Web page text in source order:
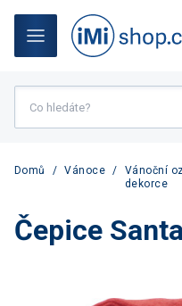
Domů / Vánoce /
Vánoční
dekorce
Čepice